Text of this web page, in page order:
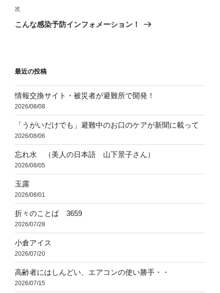
ビ
ゲ
ン
稿
次
の
次
こんな感染予防インフォメーション！
最近の投稿
情報交換サイト・被災者が避難所で開発！
2026/08/08
「うがいだけでも」避難中のお口のケアが新聞に載って
2026/08/06
忘れ水 （美人の日本語 山下景子さん）
2026/08/05
玉露
2026/08/01
折々のことば 3659
2026/07/28
小倉アイス
2026/07/20
高齢者にはしんどい、エアコンの使い勝手・・
2026/07/15